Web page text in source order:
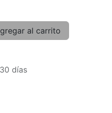
al carrito
días